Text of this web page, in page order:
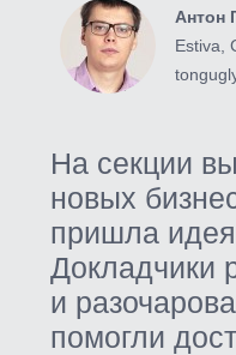
Антон
Estiva,
На секции
новых
пришла идея
Докладчики
и
помогли